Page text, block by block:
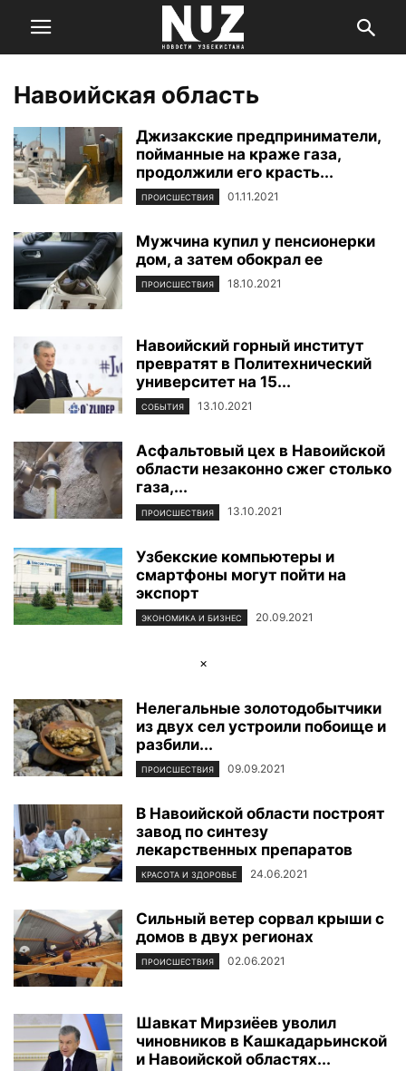
Навоийская область
Джизакские предприниматели,
пойманные на краже газа,
продолжили его красть...
ПРОИСШЕСТВИЯ 01.11.2021
Мужчина купил у пенсионерки
дом, а затем обокрал ее
ПРОИСШЕСТВИЯ 18.10.2021
Навоийский горный институт
превратят в Политехнический
университет на 15...
СОБЫТИЯ 13.10.2021
Асфальтовый цех в Навоийской
области незаконно сжег столько
газа,...
ПРОИСШЕСТВИЯ 13.10.2021
Узбекские компьютеры и
смартфоны могут пойти на
экспорт
ЭКОНОМИКА И БИЗНЕС 20.09.2021
×
Нелегальные золотодобытчики
из двух сел устроили побоище и
разбили...
ПРОИСШЕСТВИЯ 09.09.2021
В Навоийской области построят
завод по синтезу
лекарственных препаратов
КРАСОТА И ЗДОРОВЬЕ 24.06.2021
Сильный ветер сорвал крыши с
домов в двух регионах
ПРОИСШЕСТВИЯ 02.06.2021
Шавкат Мирзиёев уволил
чиновников в Кашкадарьинской
и Навоийской областях...